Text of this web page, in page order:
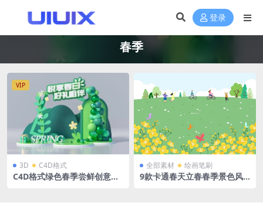
登录
春季
VIP
3D C4D格式
C4D格式绿色春季尝鲜创意潮
全部素材 绘画笔刷
9款卡通春天立春春季景色风